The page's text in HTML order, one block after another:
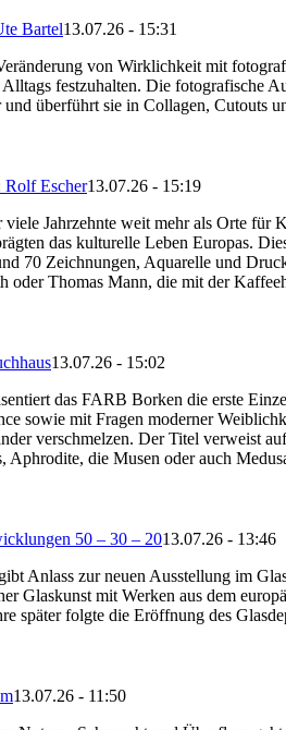
Bartel13.07.26 - 15:31
von Wirklichkeit mit
festzuhalten. Die fotografische
überführt sie in Collagen, Cutouts
Rolf Escher13.07.26 - 15:19
viele Jahrzehnte weit mehr als Orte für
das kulturelle Leben Europas.
70 Zeichnungen, Aquarelle und
oder Thomas Mann, die mit der
13.07.26 - 15:02
das FARB Borken die erste
sowie mit Fragen moderner
verschmelzen. Der Titel verweist
Aphrodite, die Musen oder auch
50 – 30 – 2013.07.26 - 13:46
Anlass zur neuen Ausstellung im
Glaskunst mit Werken aus dem
später folgte die Eröffnung des
13.07.26 - 11:50